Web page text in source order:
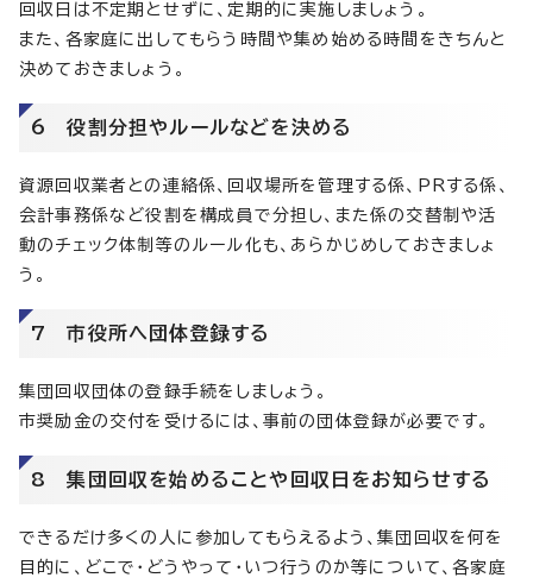
回収日は不定期とせずに、定期的に実施しましょう。
また、各家庭に出してもらう時間や集め始める時間をきちんと
決めておきましょう。
6 役割分担やルールなどを決める
資源回収業者との連絡係、回収場所を管理する係、PRする係、
会計事務係など役割を構成員で分担し、また係の交替制や活
動のチェック体制等のルール化も、あらかじめしておきましょ
う。
7 市役所へ団体登録する
集団回収団体の登録手続をしましょう。
市奨励金の交付を受けるには、事前の団体登録が必要です。
8 集団回収を始めることや回収日をお知らせする
できるだけ多くの人に参加してもらえるよう、集団回収を何を
目的に、どこで・どうやって・いつ行うのか等について、各家庭